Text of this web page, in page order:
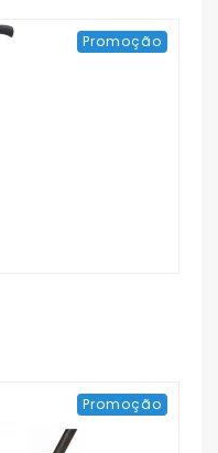
Promoção
Promoção